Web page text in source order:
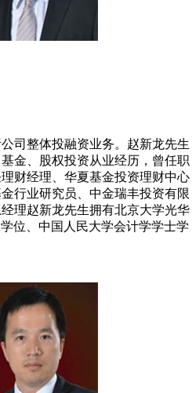
司整体投融资业务。赵新龙先生
金、股权投资从业经历，曾任职
财经理、华夏基金投资理财中心
行业研究员、中金瑞丰投资有限
理赵新龙先生拥有北京大学光华
位、中国人民大学会计学学士学